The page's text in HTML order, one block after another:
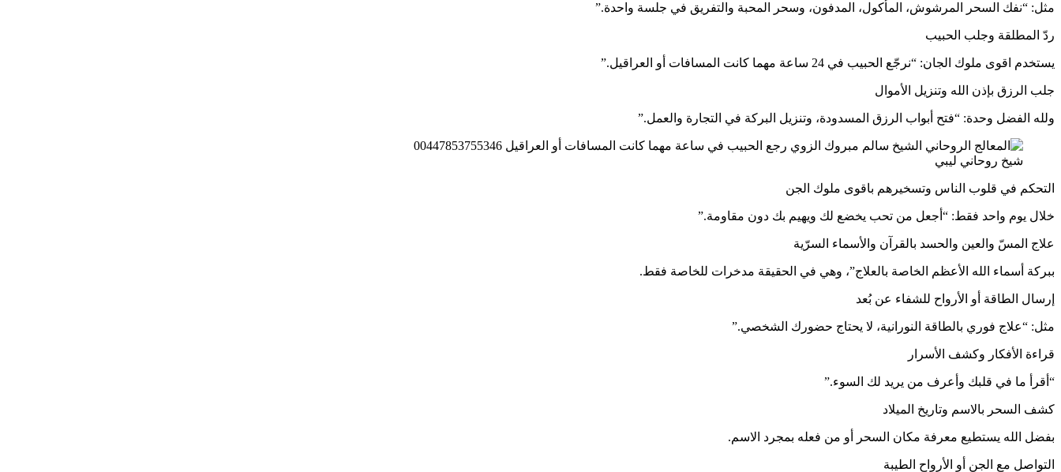
مثل: “نفك السحر المرشوش، المأكول، المدفون، وسحر المحبة والتفريق في جلسة واحدة.”
ردّ المطلقة وجلب الحبيب
يستخدم اقوى ملوك الجان: “نرجّع الحبيب في 24 ساعة مهما كانت المسافات أو العراقيل.”
جلب الرزق بإذن الله وتنزيل الأموال
ولله الفضل وحدة: “فتح أبواب الرزق المسدودة، وتنزيل البركة في التجارة والعمل.”
شيخ روحاني ليبي
التحكم في قلوب الناس وتسخيرهم باقوى ملوك الجن
خلال يوم واحد فقط: “أجعل من تحب يخضع لك ويهيم بك دون مقاومة.”
علاج المسّ والعين والحسد بالقرآن والأسماء السرّية
ببركة أسماء الله الأعظم الخاصة بالعلاج”، وهي في الحقيقة مدخرات للخاصة فقط.
إرسال الطاقة أو الأرواح للشفاء عن بُعد
مثل: “علاج فوري بالطاقة النورانية، لا يحتاج حضورك الشخصي.”
قراءة الأفكار وكشف الأسرار
“أقرأ ما في قلبك وأعرف من يريد لك السوء.”
كشف السحر بالاسم وتاريخ الميلاد
بفضل الله يستطيع معرفة مكان السحر أو من فعله بمجرد الاسم.
التواصل مع الجن أو الأرواح الطيبة